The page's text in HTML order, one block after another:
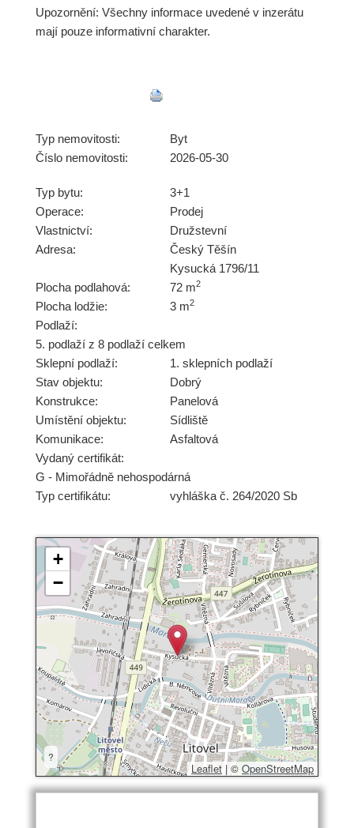
Upozornění: Všechny informace uvedené v inzerátu
mají pouze informativní charakter.
Typ nemovitosti:
Byt
Číslo nemovitosti:
2026-05-30
Typ bytu:
3+1
Operace:
Prodej
Vlastnictví:
Družstevní
Adresa:
Český Těšín
Kysucká 1796/11
Plocha podlahová:
72 m2
Plocha lodžie: 3 m2
Podlaží:
5. podlaží z 8 podlaží celkem
Sklepní podlaží:
1. sklepních podlaží
Stav objektu:
Dobrý
Konstrukce:
Panelová
Umístění objektu:
Sídliště
Komunikace:
Asfaltová
Vydaný certifikát:
G - Mimořádně nehospodárná
Typ certifikátu:
vyhláška č. 264/2020 Sb
+
−
?
Leaflet | © OpenStreetMap